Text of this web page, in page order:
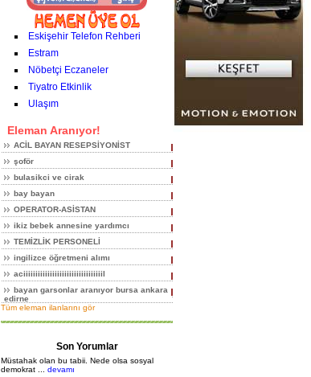
Eskişehir Telefon Rehberi
Estram
Nöbetçi Eczaneler
Tiyatro Etkinlik
Ulaşım
Eleman Aranıyor!
ACİL BAYAN RESEPSİYONİST
şoför
bulasikci ve cirak
bay bayan
OPERATOR-ASİSTAN
ikiz bebek annesine yardımcı
TEMİZLİK PERSONELİ
ingilizce öğretmeni alımı
aciiiiiiiiiiiiiiiiiiiiiiiiiiiiiiiiil
bayan garsonlar aranıyor bursa ankara
edirne
Tüm eleman ilanlarını gör
Son Yorumlar
Müstahak olan bu tabii. Nede olsa sosyal
demokrat ... devamı